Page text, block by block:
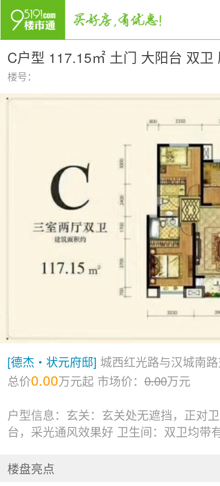
C户型 117.15㎡ 土门 大阳台 双卫
楼号：
[德杰・状元府邸] 城西红光路与汉城南
总价0.00万元起 市场价： 0.00万元
户型信息：玄关：玄关处无遮挡，正对
台，采光通风效果好 卫生间：双卫均带
楼盘亮点